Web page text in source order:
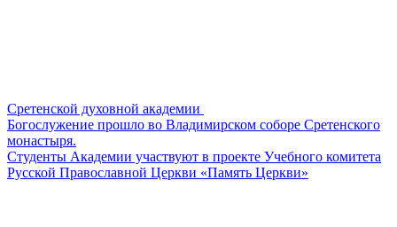
Сретенской духовной академии
Богослужение прошло во Владимирском соборе Сретенского
монастыря.
​​Студенты Академии участвуют в проекте Учебного комитета
Русской Православной Церкви «Память Церкви»